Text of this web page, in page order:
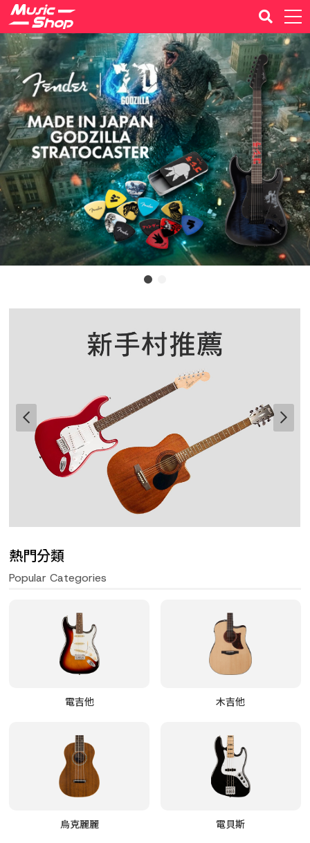
熱門分類
Popular Categories
電吉他 木吉他
烏克麗麗 電貝斯